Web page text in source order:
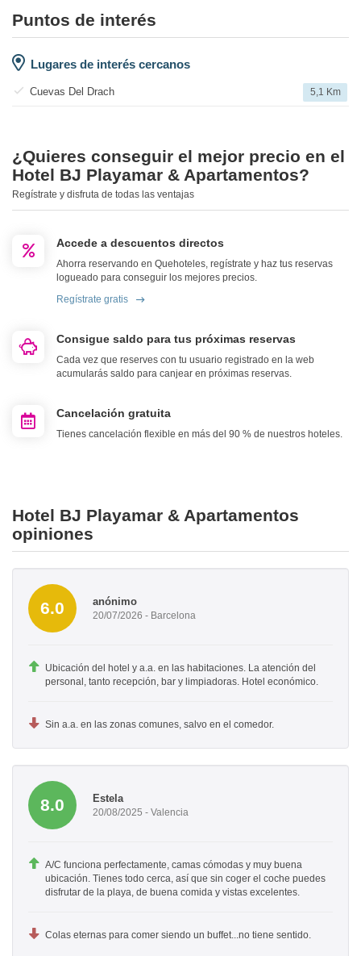
Puntos de interés
Lugares de interés cercanos
Cuevas Del Drach 5,1 Km
¿Quieres conseguir el mejor precio en el
Hotel BJ Playamar & Apartamentos?
Regístrate y disfruta de todas las ventajas
Accede a descuentos directos
Ahorra reservando en Quehoteles, regístrate y haz tus reservas
logueado para conseguir los mejores precios.
Regístrate gratis
Consigue saldo para tus próximas reservas
Cada vez que reserves con tu usuario registrado en la web
acumularás saldo para canjear en próximas reservas.
Cancelación gratuita
Tienes cancelación flexible en más del 90 % de nuestros hoteles.
Hotel BJ Playamar & Apartamentos
opiniones
6.0 anónimo
20/07/2026 - Barcelona
Ubicación del hotel y a.a. en las habitaciones. La atención del
personal, tanto recepción, bar y limpiadoras. Hotel económico.
Sin a.a. en las zonas comunes, salvo en el comedor.
8.0 Estela
20/08/2025 - Valencia
A/C funciona perfectamente, camas cómodas y muy buena
ubicación. Tienes todo cerca, así que sin coger el coche puedes
disfrutar de la playa, de buena comida y vistas excelentes.
Colas eternas para comer siendo un buffet...no tiene sentido.